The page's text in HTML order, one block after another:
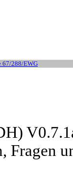
288/EWG
Fragen